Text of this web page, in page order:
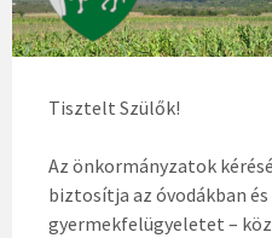
Tisztelt Szülők!
Az önkormányzatok
biztosítja az óvodákban
gyermekfelügyeletet –